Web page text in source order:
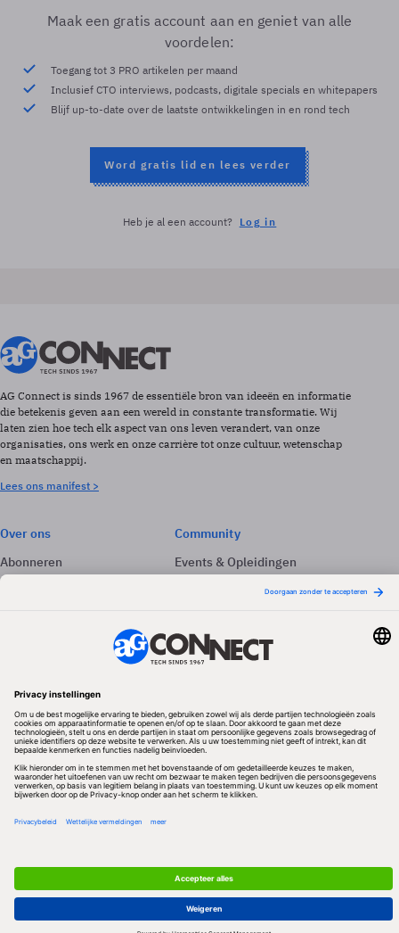
Maak een gratis account aan en geniet van alle
voordelen:
Toegang tot 3 PRO artikelen per maand
Inclusief CTO interviews, podcasts, digitale specials en whitepapers
Blijf up-to-date over de laatste ontwikkelingen in en rond tech
Word gratis lid en lees verder
Heb je al een account? Log in
AG Connect is sinds 1967 de essentiële bron van ideeën en informatie
die betekenis geven aan een wereld in constante transformatie. Wij
laten zien hoe tech elk aspect van ons leven verandert, van onze
organisaties, ons werk en onze carrière tot onze cultuur, wetenschap
en maatschappij.
Lees ons manifest >
Over ons
Abonneren
Adverteren
Community
Events & Opleidingen
Volg ons
Redactionele partner
Algemene Voorwaarden & Copyrights